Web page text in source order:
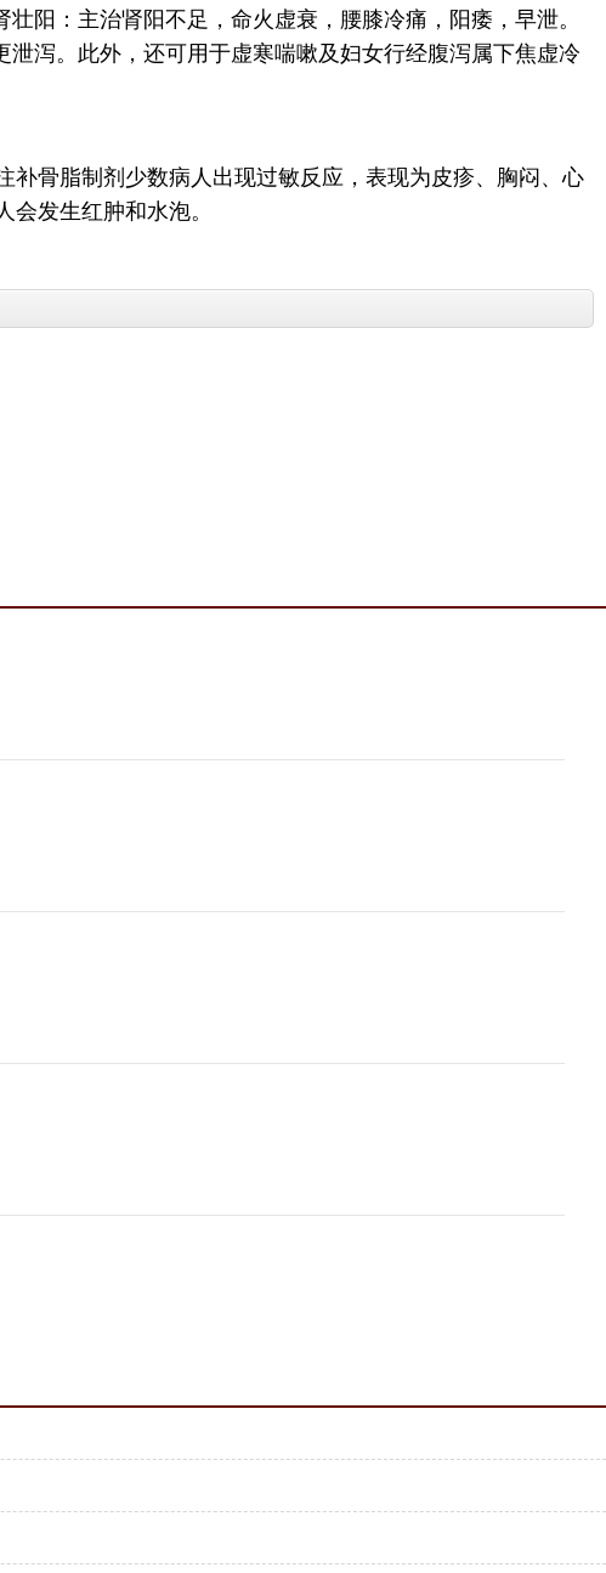
阳：主治肾阳不足，命火虚衰，腰膝冷痛，阳痿，早泄。
泻。此外，还可用于虚寒喘嗽及妇女行经腹泻属下焦虚冷
骨脂制剂少数病人出现过敏反应，表现为皮疹、胸闷、心
发生红肿和水泡。